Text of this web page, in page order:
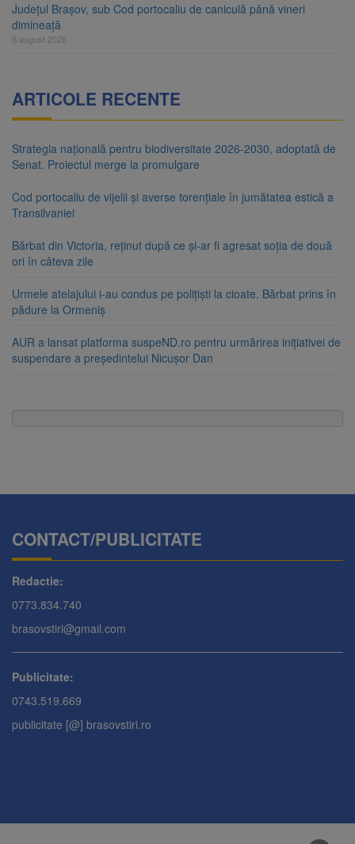
Județul Brașov, sub Cod portocaliu de caniculă până vineri
dimineață
6 august 2026
ARTICOLE RECENTE
Strategia națională pentru biodiversitate 2026-2030, adoptată de
Senat. Proiectul merge la promulgare
Cod portocaliu de vijelii și averse torențiale în jumătatea estică a
Transilvaniei
Bărbat din Victoria, reținut după ce și-ar fi agresat soția de două
ori în câteva zile
Urmele atelajului i-au condus pe polițiști la cioate. Bărbat prins în
pădure la Ormeniș
AUR a lansat platforma suspeND.ro pentru urmărirea inițiativei de
suspendare a președintelui Nicușor Dan
CONTACT/PUBLICITATE
Redactie:
0773.834.740
brasovstiri@gmail.com
Publicitate:
0743.519.669
publicitate [@] brasovstiri.ro